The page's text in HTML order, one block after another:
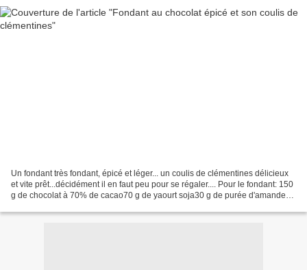
Un fondant très fondant, épicé et léger... un coulis de clémentines délicieux
et vite prêt...décidément il en faut peu pour se régaler.... Pour le fondant: 150
g de chocolat à 70% de cacao70 g de yaourt soja30 g de purée d'amande